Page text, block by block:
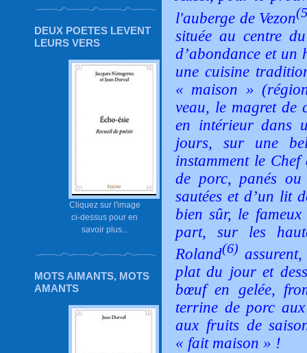
DEUX POETES LEVENT
LEURS VERS
Cliquez sur l'image
ci-dessus pour en
savoir plus...
MOTS AIMANTS, MOTS
AMANTS
l'auberge de Vezon
située au centre
d’abondance et un
une cuisine
« maison »
veau, le magret de
en intérieur dans
jours, sur une
instamment le
de porc, panés ou
sautées et d’un lit
bien sûr, le
part, sur les
Roland(6)
plat du jour et
bœuf en gelée,
terrine de porc
aux fruits de
« fait maison » !